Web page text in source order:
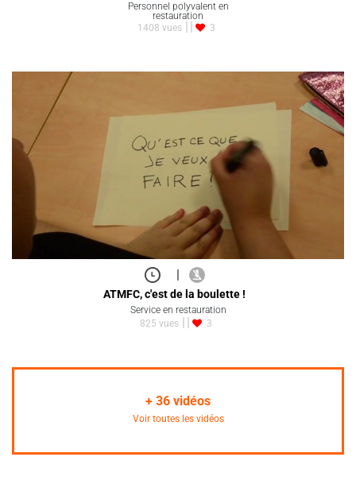
Personnel polyvalent en
restauration
1408 vues
3
|
ATMFC, c'est de la boulette !
Service en restauration
825 vues
3
+ 36 vidéos
Voir toutes les vidéos